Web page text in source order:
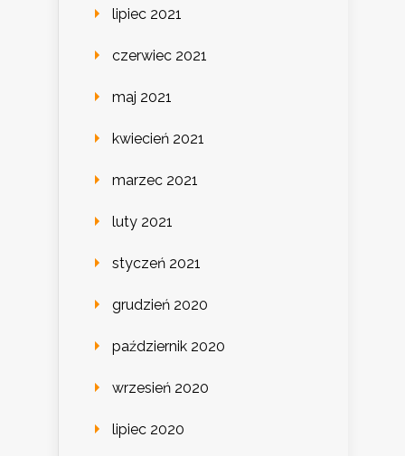
lipiec 2021
czerwiec 2021
maj 2021
kwiecień 2021
marzec 2021
luty 2021
styczeń 2021
grudzień 2020
październik 2020
wrzesień 2020
lipiec 2020